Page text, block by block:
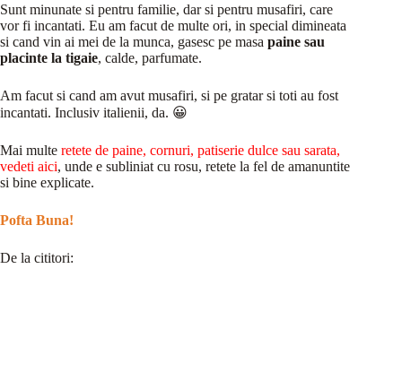
Sunt minunate si pentru familie, dar si pentru musafiri, care
vor fi incantati. Eu am facut de multe ori, in special dimineata
si cand vin ai mei de la munca, gasesc pe masa paine sau
placinte la tigaie, calde, parfumate.
Am facut si cand am avut musafiri, si pe gratar si toti au fost
incantati. Inclusiv italienii, da. 😀
Mai multe retete de paine, cornuri, patiserie dulce sau sarata,
vedeti aici, unde e subliniat cu rosu, retete la fel de amanuntite
si bine explicate.
Pofta Buna!
De la cititori: